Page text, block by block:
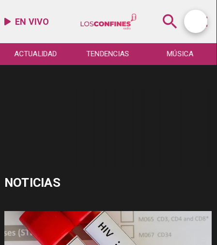
EN VIVO
ACTUALIDAD TENDENCIAS MÚSICA
NOTICIAS